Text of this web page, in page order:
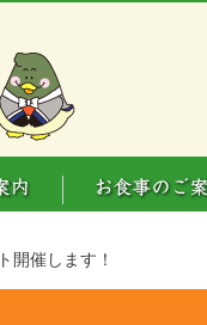
開催します！